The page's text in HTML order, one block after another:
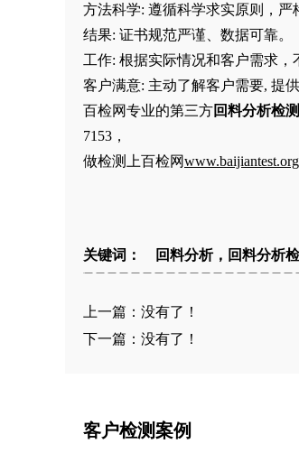
方法科学: 遵循科学求实原则，严
结果: 证书规范严谨、数据可靠。
工作: 根据实际情况和客户需求，
客户满意: 主动了解客户需要, 提
百检网专业的第三方回料分析检测
7153，
做检测上百检网
关键词： 回料分析，回料分析
上一篇：没有了！
下一篇：没有了！
客户检测案例